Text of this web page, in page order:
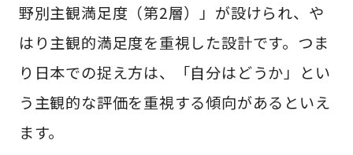
野別主観満足度（第2層）」が設けられ、や
はり主観的満足度を重視した設計です。つま
り日本での捉え方は、「自分はどうか」とい
う主観的な評価を重視する傾向があるといえ
ます。